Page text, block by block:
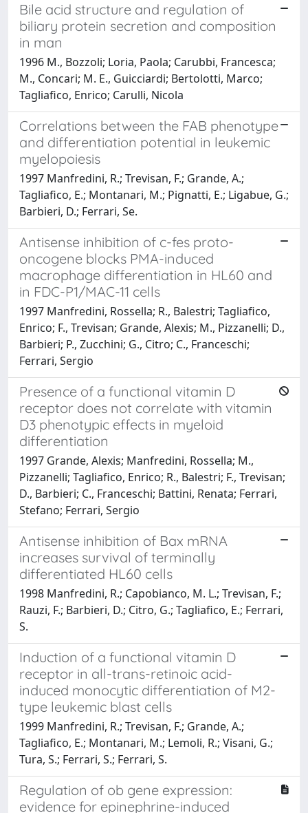
Bile acid structure and regulation of
biliary protein secretion and composition
in man
1996 M., Bozzoli; Loria, Paola; Carubbi, Francesca;
M., Concari; M. E., Guicciardi; Bertolotti, Marco;
Tagliafico, Enrico; Carulli, Nicola
Correlations between the FAB phenotype
and differentiation potential in leukemic
myelopoiesis
1997 Manfredini, R.; Trevisan, F.; Grande, A.;
Tagliafico, E.; Montanari, M.; Pignatti, E.; Ligabue, G.;
Barbieri, D.; Ferrari, Se.
Antisense inhibition of c-fes proto-
oncogene blocks PMA-induced
macrophage differentiation in HL60 and
in FDC-P1/MAC-11 cells
1997 Manfredini, Rossella; R., Balestri; Tagliafico,
Enrico; F., Trevisan; Grande, Alexis; M., Pizzanelli; D.,
Barbieri; P., Zucchini; G., Citro; C., Franceschi;
Ferrari, Sergio
Presence of a functional vitamin D
receptor does not correlate with vitamin
D3 phenotypic effects in myeloid
differentiation
1997 Grande, Alexis; Manfredini, Rossella; M.,
Pizzanelli; Tagliafico, Enrico; R., Balestri; F., Trevisan;
D., Barbieri; C., Franceschi; Battini, Renata; Ferrari,
Stefano; Ferrari, Sergio
Antisense inhibition of Bax mRNA
increases survival of terminally
differentiated HL60 cells
1998 Manfredini, R.; Capobianco, M. L.; Trevisan, F.;
Rauzi, F.; Barbieri, D.; Citro, G.; Tagliafico, E.; Ferrari,
S.
Induction of a functional vitamin D
receptor in all-trans-retinoic acid-
induced monocytic differentiation of M2-
type leukemic blast cells
1999 Manfredini, R.; Trevisan, F.; Grande, A.;
Tagliafico, E.; Montanari, M.; Lemoli, R.; Visani, G.;
Tura, S.; Ferrari, S.; Ferrari, S.
Regulation of ob gene expression:
evidence for epinephrine-induced